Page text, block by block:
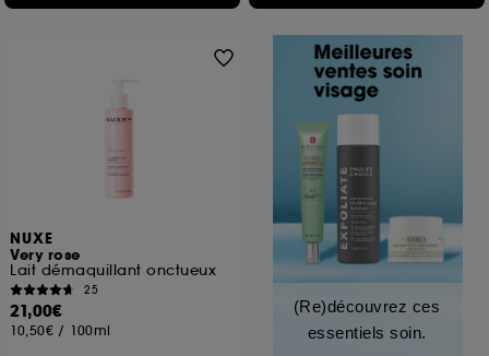
NUXE
Very rose
Lait démaquillant onctueux
25
21,00€
10,50€ / 100ml
(Re)découvrez ces
essentiels soin.